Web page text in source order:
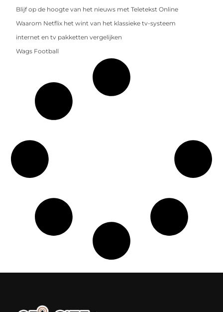
Blijf op de hoogte van het nieuws met Teletekst Online
Waarom Netflix het wint van het klassieke tv-systeem
internet en tv pakketten vergelijken
Wags Football